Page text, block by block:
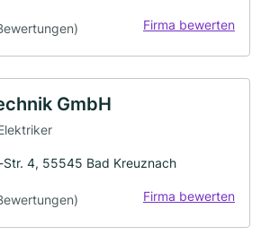
Firma bewerten
GmbH
4, 55545 Bad Kreuznach
Firma bewerten